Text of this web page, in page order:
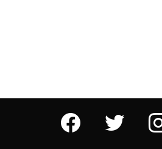
facebook twitter